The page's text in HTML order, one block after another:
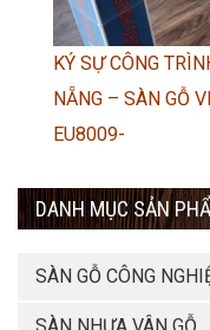
KÝ SỰ CÔNG
NẴNG – SÀN GỖ
EU8009-
DANH MỤC SẢN
SÀN GỖ CÔNG